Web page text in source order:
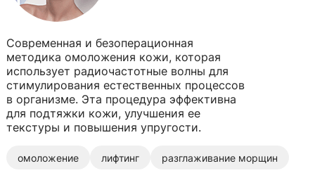
Современная и безоперационная
методика омоложения кожи, которая
использует радиочастотные волны для
стимулирования естественных процессов
в организме. Эта процедура эффективна
для подтяжки кожи, улучшения ее
текстуры и повышения упругости.
омоложение лифтинг разглаживание морщин